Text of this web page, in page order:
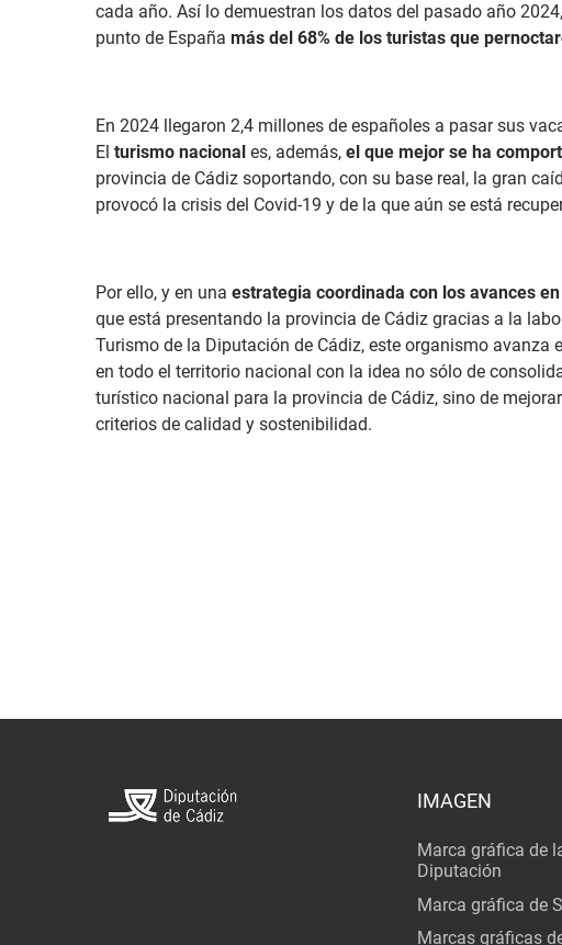
cada año. Así lo demuestran los datos del pasado año
punto de España más del 68% de los turistas que
En 2024 llegaron 2,4 millones de españoles a pasar sus
El turismo nacional es, además, el que mejor se ha
provincia de Cádiz soportando, con su base real, la gran
provocó la crisis del Covid-19 y de la que aún se está
Por ello, y en una estrategia coordinada con los avances
que está presentando la provincia de Cádiz gracias a la
Turismo de la Diputación de Cádiz, este organismo avanza
en todo el territorio nacional con la idea no sólo de
turístico nacional para la provincia de Cádiz, sino de
criterios de calidad y sostenibilidad.
IMAGEN
Marca gráfica de
Diputación
Marca gráfica de
Marcas gráficas